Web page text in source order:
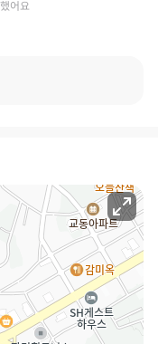
어요